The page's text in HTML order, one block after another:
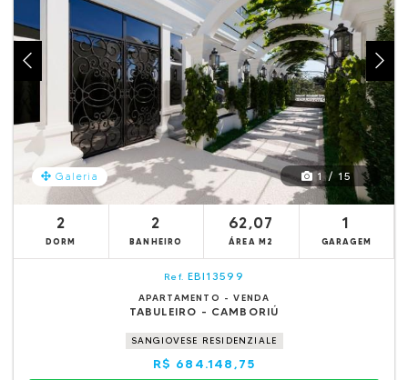
Galeria 1 / 15
2
DORM
2
BANHEIRO
62,07
ÁREA M2
1
GARAGEM
Ref. EBI13599
APARTAMENTO - VENDA
TABULEIRO - CAMBORIÚ
SANGIOVESE RESIDENZIALE
R$ 684.148,75